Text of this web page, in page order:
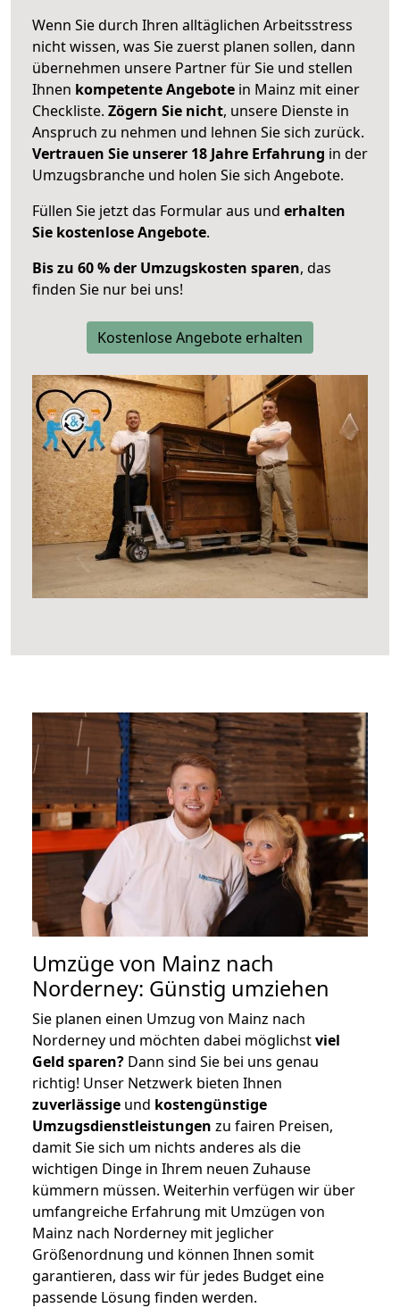
Wenn Sie durch Ihren alltäglichen Arbeitsstress
nicht wissen, was Sie zuerst planen sollen, dann
übernehmen unsere Partner für Sie und stellen
Ihnen kompetente Angebote in Mainz mit einer
Checkliste. Zögern Sie nicht, unsere Dienste in
Anspruch zu nehmen und lehnen Sie sich zurück.
Vertrauen Sie unserer 18 Jahre Erfahrung in der
Umzugsbranche und holen Sie sich Angebote.
Füllen Sie jetzt das Formular aus und erhalten
Sie kostenlose Angebote.
Bis zu 60 % der Umzugskosten sparen, das
finden Sie nur bei uns!
Kostenlose Angebote erhalten
Umzüge von Mainz nach
Norderney: Günstig umziehen
Sie planen einen Umzug von Mainz nach
Norderney und möchten dabei möglichstviel
Geld sparen? Dann sind Sie bei uns genau
richtig! Unser Netzwerk bieten Ihnen
zuverlässige und kostengünstige
Umzugsdienstleistungen zu fairen Preisen,
damit Sie sich um nichts anderes als die
wichtigen Dinge in Ihrem neuen Zuhause
kümmern müssen. Weiterhin verfügen wir über
umfangreiche Erfahrung mit Umzügen von
Mainz nach Norderney mit jeglicher
Größenordnung und können Ihnen somit
garantieren, dass wir für jedes Budget eine
passende Lösung finden werden.